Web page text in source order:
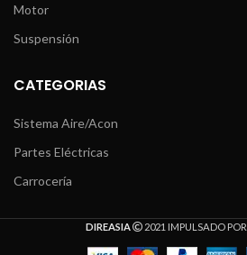
Motor
Suspensión
CATEGORIAS
Sistema Aire/Acon
Partes Eléctricas
Carrocería
DIREASIA 2021 IMPULSADO POR